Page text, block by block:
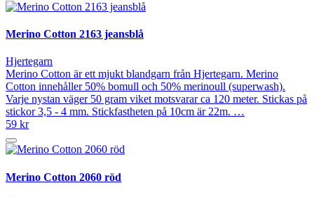
Merino Cotton 2163 jeansblå
Hjertegarn
Merino Cotton är ett mjukt blandgarn från Hjertegarn. Merino
Cotton innehåller 50% bomull och 50% merinoull (superwash).
Varje nystan väger 50 gram viket motsvarar ca 120 meter. Stickas på
stickor 3,5 - 4 mm. Stickfastheten på 10cm är 22m. …
59 kr
Merino Cotton 2060 röd